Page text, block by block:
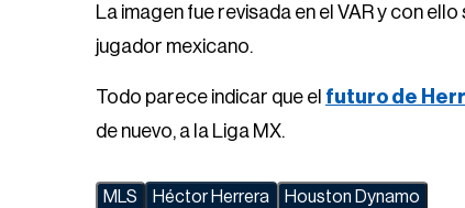
La imagen fue revisada en el VAR y con
jugador mexicano.
Todo parece indicar que el futuro de
de nuevo, a la Liga MX.
MLS Héctor Herrera Houston Dynamo